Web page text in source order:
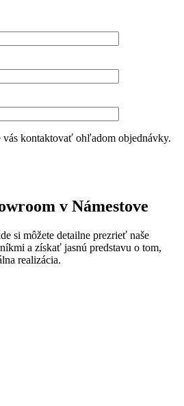
vás kontaktovať ohľadom objednávky.
v Námestove
si môžete detailne prezrieť naše
a získať jasnú predstavu o tom,
realizácia.